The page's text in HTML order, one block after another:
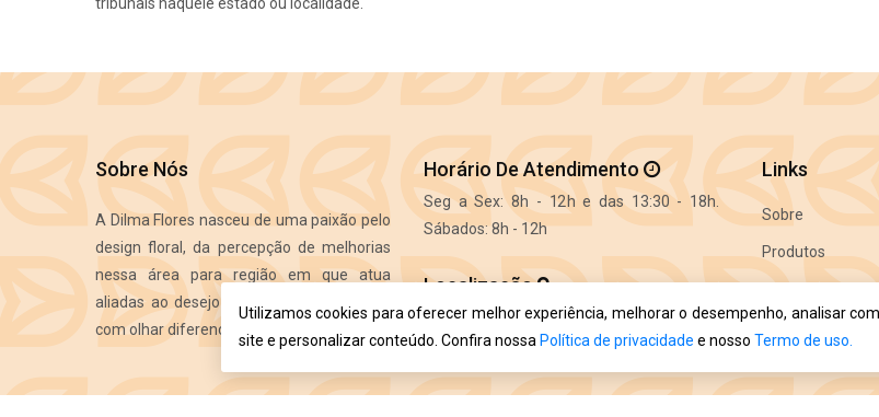
Utilizamos cookies para oferecer melhor experiência, melhorar o desempenho, analisar
site e personalizar conteúdo. Confira nossa Política de privacidade e nosso Termo de uso.
Sobre Nós
A Dilma Flores nasceu de uma paixão pelo
design floral, da percepção de melhorias
nessa área para região em que atua
aliadas ao desejo de atender as pessoas
com olhar diferenciado e exigente.
Horário De Atendimento
Seg a Sex: 8h - 12h e das 13:30 - 18h.
Sábados: 8h - 12h
Localização
R. Emílio Altemburg, 82 - Centro,
Ituporanga - SC, 88400-000
Links
Sobre
Produtos
Contato